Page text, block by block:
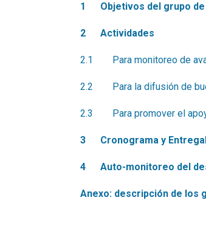
1 Objetivos del grupo
2 Actividades
2.1 Para monitoreo de
2.2 Para la difusión de
2.3 Para promover el
3 Cronograma y
4 Auto-monitoreo del
Anexo: descripción de los